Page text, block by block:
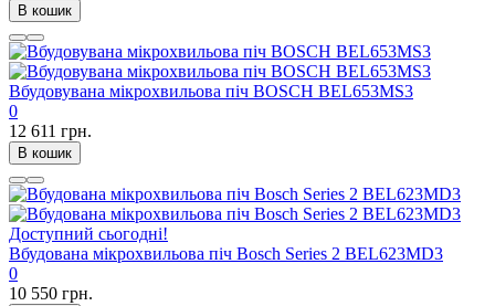
В кошик
Вбудовувана мікрохвильова піч BOSCH BEL653MS3
0
12 611 грн.
В кошик
Доступний сьогодні!
Вбудована мікрохвильова піч Bosch Series 2 BEL623MD3
0
10 550 грн.